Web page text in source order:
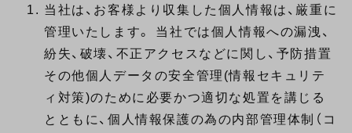
当社は、お客様より収集した個人情報は、厳重に
管理いたします。 当社では個人情報への漏洩、
紛失、破壊、不正アクセスなどに関し、予防措置
その他個人データの安全管理(情報セキュリテ
ィ対策)のために必要かつ適切な処置を講じる
とともに、個人情報保護の為の内部管理体制（コ